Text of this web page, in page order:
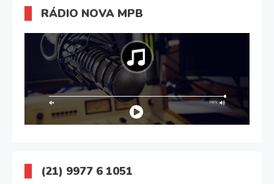
RÁDIO NOVA MPB
(21) 9977 6 1051